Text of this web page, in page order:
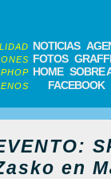
NOTICIAS
FOTOS
HOME SOBRE
FACEBOOK
en